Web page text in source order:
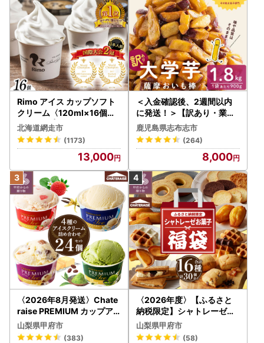
Rimo アイス カップソフト
クリーム〈120ml×16個〉
ABA002 | アイス
北海道網走市
(1173)
13,000
＜入金確認後、2週間以内
に発送！＞【訳あり・業務
用】薩摩おいも棒セット 計
1.8kg(900g×2袋) p8-142
-2w
鹿児島県志布志市
(264)
8,000
〈2026年8月発送〉Chate
raise PREMIUM カップア
イス 詰合せ 4種 24個 アイ
ス
山梨県甲府市
(383)
〈2026年度〉【ふるさと
納税限定】シャトレーゼ人
気お菓子勢ぞろい!! お菓子
福箱 シャトレーゼ
山梨県甲府市
(58)